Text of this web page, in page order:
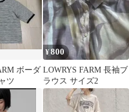
ボーダ
ツ
¥800
LOWRYS FARM 長袖ブ
ラウス サイズ2